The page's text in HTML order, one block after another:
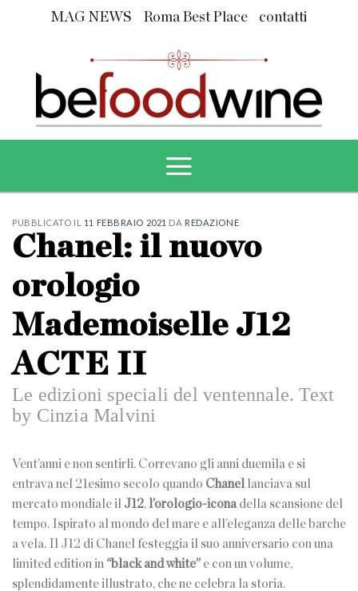
MAG NEWS Roma Best Place contatti
PUBBLICATO IL 11 FEBBRAIO 2021 DA REDAZIONE
Chanel: il nuovo
orologio
Mademoiselle J12
ACTE II
Le edizioni speciali del ventennale. Text
by Cinzia Malvini
Vent’anni e non sentirli. Correvano gli anni duemila e si
entrava nel 21esimo secolo quando Chanel
lanciava sul
mercato mondiale il J12, l’orologio-icona della scansione del
tempo. Ispirato al mondo del mare e all’eleganza delle barche
a vela. Il J12 di Chanel festeggia il suo anniversario con una
limited edition in “black and white” e con un volume,
splendidamente illustrato, che ne celebra la storia.